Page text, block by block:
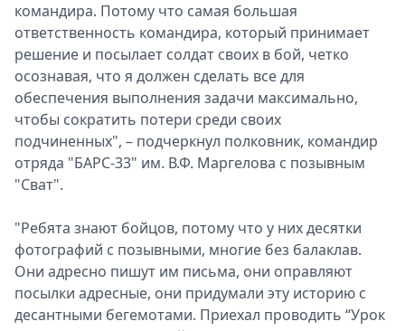
командира. Потому что самая большая
ответственность командира, который принимает
решение и посылает солдат своих в бой, четко
осознавая, что я должен сделать все для
обеспечения выполнения задачи максимально,
чтобы сократить потери среди своих
подчиненных", – подчеркнул полковник, командир
отряда "БАРС-33" им. В.Ф. Маргелова с позывным
"Сват".
"Ребята знают бойцов, потому что у них десятки
фотографий с позывными, многие без балаклав.
Они адресно пишут им письма, они оправляют
посылки адресные, они придумали эту историю с
десантными бегемотами. Приехал проводить “Урок